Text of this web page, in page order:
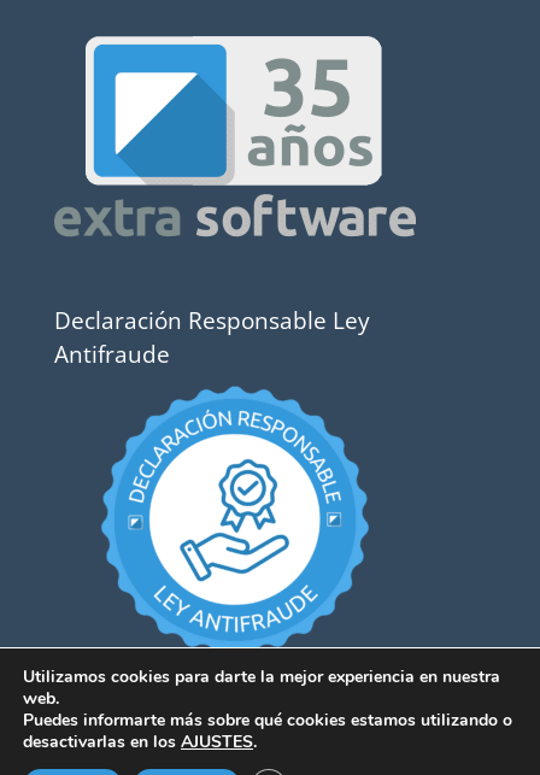
Declaración Responsable Ley
Antifraude
Utilizamos cookies para darte la mejor experiencia en nuestra
web.
Puedes informarte más sobre qué cookies estamos utilizando o
desactivarlas en los AJUSTES.